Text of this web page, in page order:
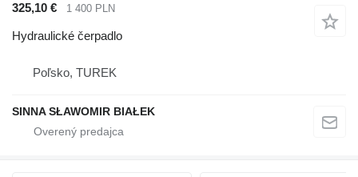
325,10 € 1 400 PLN
Hydraulické čerpadlo
Poľsko, TUREK
SINNA SŁAWOMIR BIAŁEK